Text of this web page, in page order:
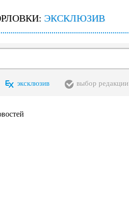
ЭКСКЛЮЗИВ
эксклюзив выбор редакции